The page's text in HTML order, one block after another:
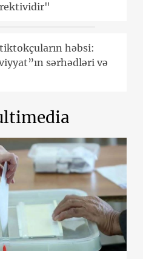
həbsi:
sərhədləri və